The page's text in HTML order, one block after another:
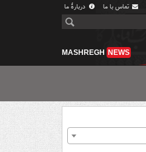
تماس با ما دربارهٔ ما
MASHREGH NEWS